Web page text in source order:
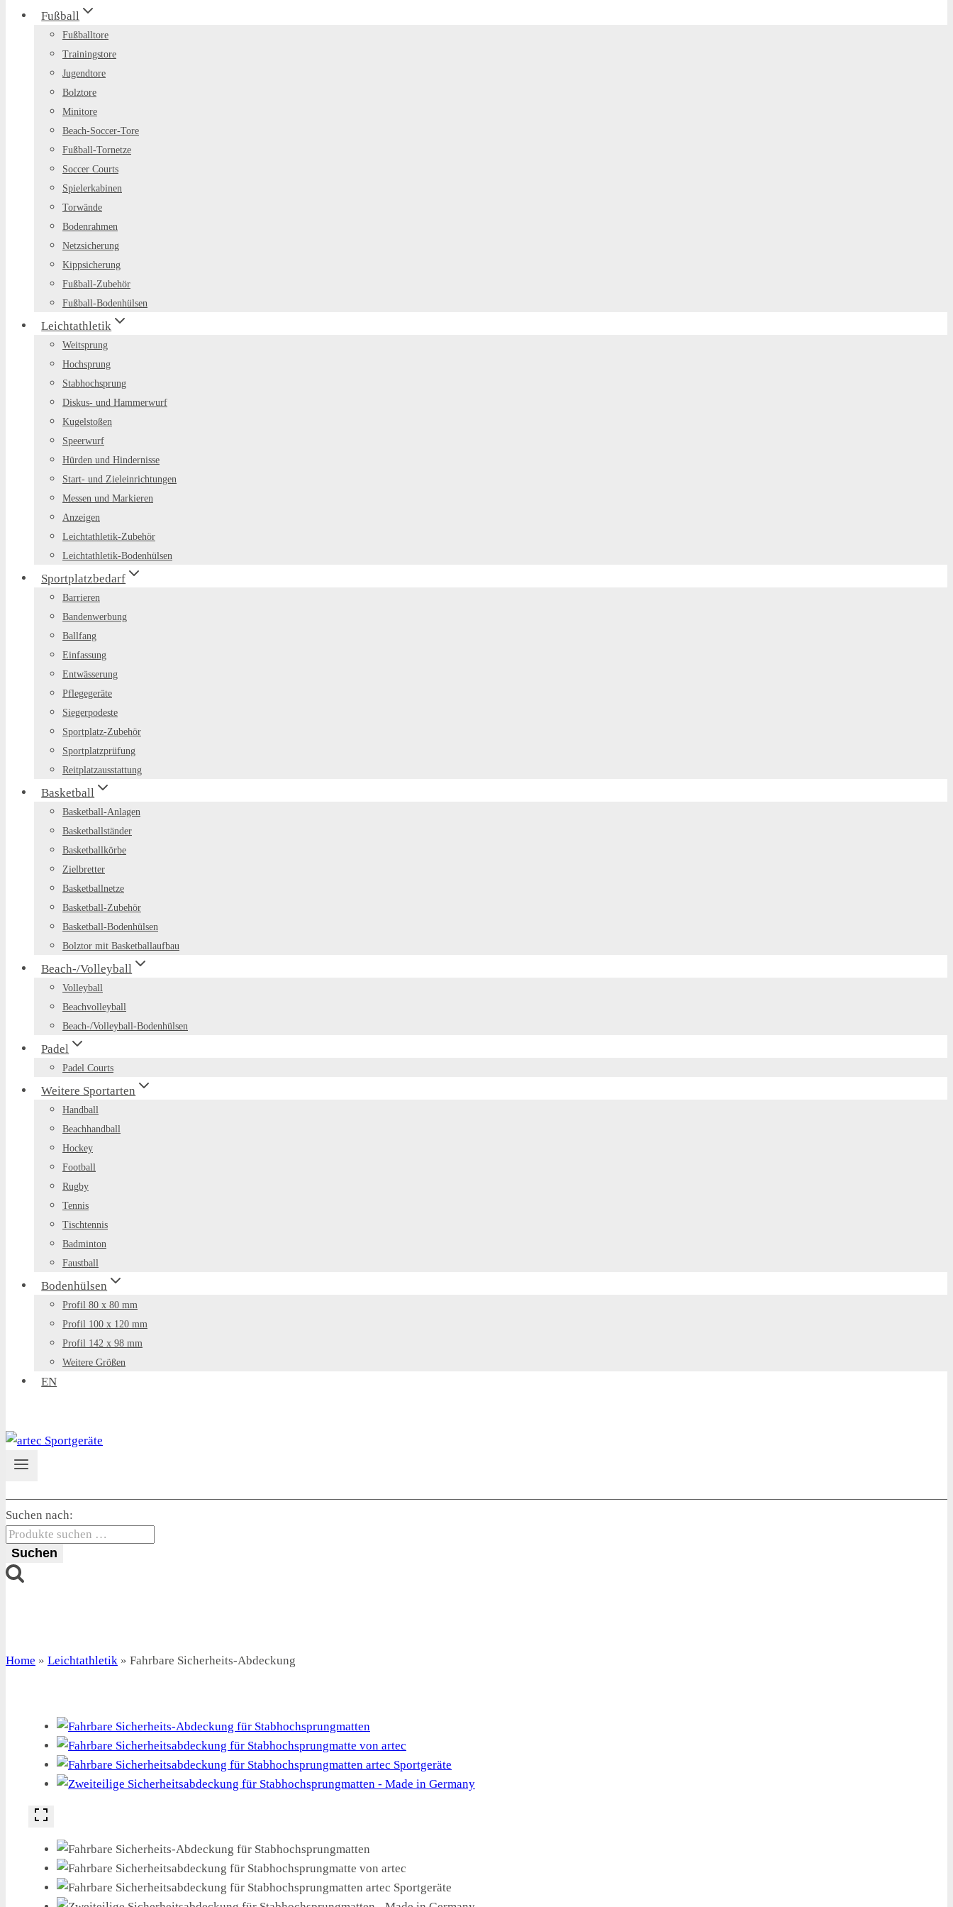
Fußball
Fußballtore
Trainingstore
Jugendtore
Bolztore
Minitore
Beach-Soccer-Tore
Fußball-Tornetze
Soccer Courts
Spielerkabinen
Torwände
Bodenrahmen
Netzsicherung
Kippsicherung
Fußball-Zubehör
Fußball-Bodenhülsen
Leichtathletik
Weitsprung
Hochsprung
Stabhochsprung
Diskus- und Hammerwurf
Kugelstoßen
Speerwurf
Hürden und Hindernisse
Start- und Zieleinrichtungen
Messen und Markieren
Anzeigen
Leichtathletik-Zubehör
Leichtathletik-Bodenhülsen
Sportplatzbedarf
Barrieren
Bandenwerbung
Ballfang
Einfassung
Entwässerung
Pflegegeräte
Siegerpodeste
Sportplatz-Zubehör
Sportplatzprüfung
Reitplatzausstattung
Basketball
Basketball-Anlagen
Basketballständer
Basketballkörbe
Zielbretter
Basketballnetze
Basketball-Zubehör
Basketball-Bodenhülsen
Bolztor mit Basketballaufbau
Beach-/Volleyball
Volleyball
Beachvolleyball
Beach-/Volleyball-Bodenhülsen
Padel
Padel Courts
Weitere Sportarten
Handball
Beachhandball
Hockey
Football
Rugby
Tennis
Tischtennis
Badminton
Faustball
Bodenhülsen
Profil 80 x 80 mm
Profil 100 x 120 mm
Profil 142 x 98 mm
Weitere Größen
EN
Suchen nach:
Suchen
Home » Leichtathletik » Fahrbare Sicherheits-Abdeckung